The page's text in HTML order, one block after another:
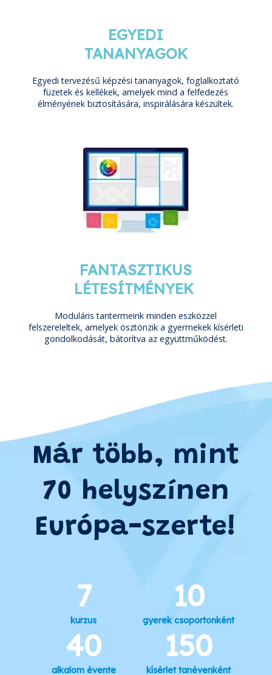
EGYEDI
TANANYAGOK
Egyedi tervezésű képzési tananyagok, foglalkoztató
füzetek és kellékek, amelyek mind a felfedezés
élményének biztosítására, inspirálására készültek.
FANTASZTIKUS
LÉTESÍTMÉNYEK
Moduláris tantermeink minden eszközzel
felszereleltek, amelyek ösztönzik a gyermekek kísérleti
gondolkodását, bátorítva az együttműködést.
Már több, mint
70 helyszínen
Európa-szerte!
7
kurzus
10
gyerek csoportonként
40
alkalom évente
150
kísérlet tanévenként